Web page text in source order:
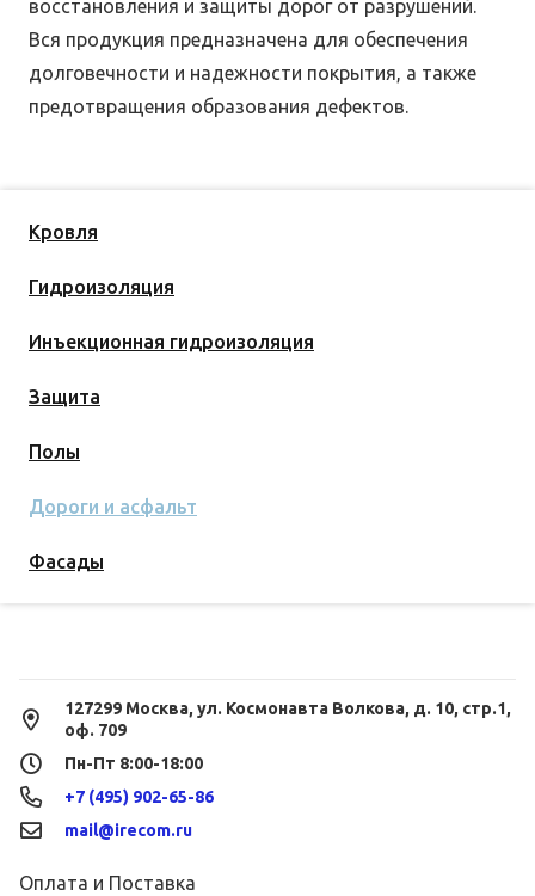
Кровля
Гидроизоляция
Инъекционная гидроизоляция
Защита
Полы
Дороги и асфальт
Фасады
восстановления и защиты дорог от разрушений.
Вся продукция предназначена для обеспечения
долговечности и надежности покрытия, а также
предотвращения образования дефектов.
127299 Москва, ул. Космонавта Волкова, д. 10, стр.1,
оф. 709
Пн-Пт 8:00-18:00
+7 (495) 902-65-86
mail@irecom.ru
Оплата и Поставка